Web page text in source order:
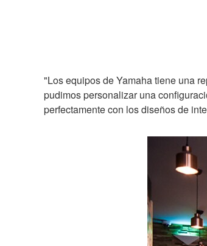
"Los equipos de Yamaha tiene una
pudimos personalizar una
perfectamente con los diseños de